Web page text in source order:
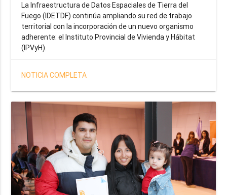
La Infraestructura de Datos Espaciales de Tierra del
Fuego (IDETDF) continúa ampliando su red de trabajo
territorial con la incorporación de un nuevo organismo
adherente: el Instituto Provincial de Vivienda y Hábitat
(IPVyH).
NOTICIA COMPLETA